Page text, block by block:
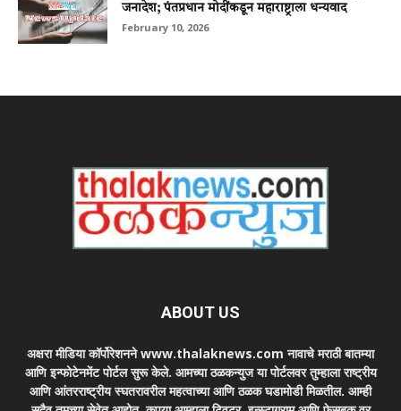
जनादेश; पंतप्रधान मोदींकडून महाराष्ट्राला धन्यवाद
February 10, 2026
ABOUT US
अक्षरा मीडिया कॉर्पोरेशनने www.thalaknews.com नावाचे मराठी बातम्या
आणि इन्फोटेनमेंट पोर्टल सुरू केले. आमच्या ठळकन्युज या पोर्टलवर तुम्हाला राष्ट्रीय
आणि आंतरराष्ट्रीय स्घतरावरील महत्वाच्या आणि ठळक घडामोडी मिळतील. आम्ही